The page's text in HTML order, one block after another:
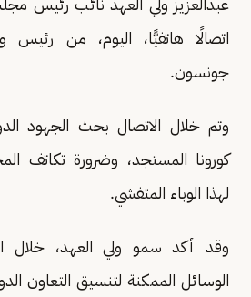
عبدالعزيز ولي العهد نائب رئيس
اتصالًا هاتفيًّا، اليوم، من رئيس
جونسون.
وتم خلال الاتصال بحث الجهود
كورونا المستجد، وضرورة تكاتف
لهذا الوباء المتفشي.
وقد أكد سمو ولي العهد، خلال
الوسائل الممكنة لتنسيق التعاون